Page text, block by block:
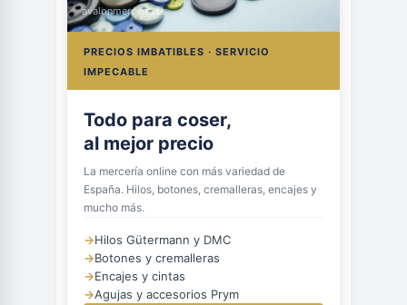
avalonmerceria.es
PRECIOS IMBATIBLES · SERVICIO
IMPECABLE
Todo para coser,
al mejor precio
La mercería online con más variedad de
España. Hilos, botones, cremalleras, encajes y
mucho más.
→Hilos Gütermann y DMC
→Botones y cremalleras
→Encajes y cintas
→Agujas y accesorios Prym